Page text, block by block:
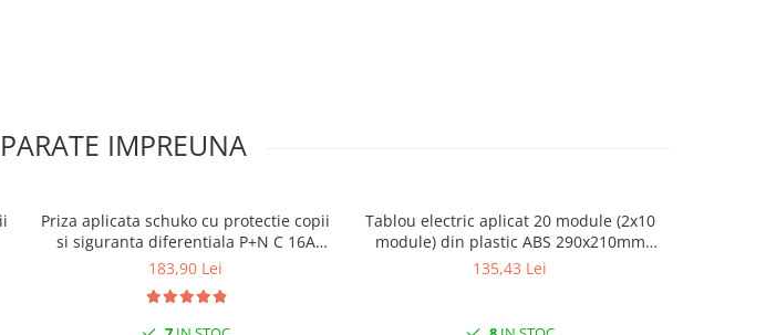
IMPREUNA
Priza aplicata schuko cu protectie copii
si siguranta diferentiala P+N C 16A
30mA 130x87mm IP20
183,90 Lei
Tablou electric aplicat 20 module (2x10
module) din plastic ABS 290x210mm
IP66
135,43 Lei